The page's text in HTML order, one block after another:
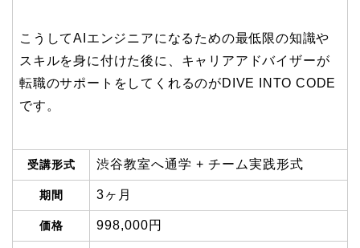
こうしてAIエンジニアになるための最低限の知識や
スキルを身に付けた後に、キャリアアドバイザーが
転職のサポートをしてくれるのがDIVE INTO CODE
です。
受講形式 渋谷教室へ通学 + チーム実践形式
期間 3ヶ月
価格 998,000円